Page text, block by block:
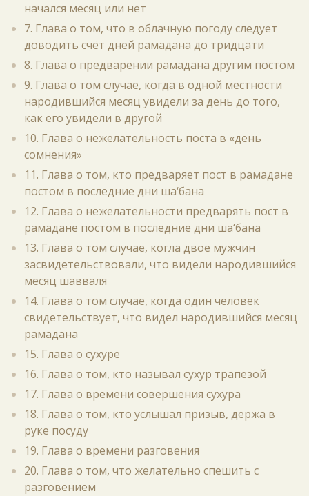
начался месяц или нет
7. Глава о том, что в облачную погоду следует
доводить счёт дней рамадана до тридцати
8. Глава о предварении рамадана другим постом
9. Глава о том случае, когда в одной местности
народившийся месяц увидели за день до того,
как его увидели в другой
10. Глава о нежелательность поста в «день
сомнения»
11. Глава о том, кто предваряет пост в рамадане
постом в последние дни ша‘бана
12. Глава о нежелательности предварять пост в
рамадане постом в последние дни ша‘бана
13. Глава о том случае, когла двое мужчин
засвидетельствовали, что видели народившийся
месяц шавваля
14. Глава о том случае, когда один человек
свидетельствует, что видел народившийся месяц
рамадана
15. Глава о сухуре
16. Глава о том, кто называл сухур трапезой
17. Глава о времени совершения сухура
18. Глава о том, кто услышал призыв, держа в
руке посуду
19. Глава о времени разговения
20. Глава о том, что желательно спешить с
разговением